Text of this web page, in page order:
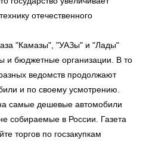
отечественного
"Камазы", "УАЗы" и "Лады"
и бюджетные организации. В то
ведомств продолжают
и по своему усмотрению.
самые дешевые автомобили
собираемые в России. Газета
торгов по госзакупкам